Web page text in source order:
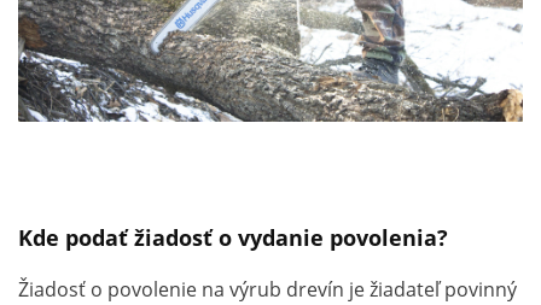
Kde podať žiadosť o vydanie povolenia?
Žiadosť o povolenie na výrub drevín je žiadateľ povinný